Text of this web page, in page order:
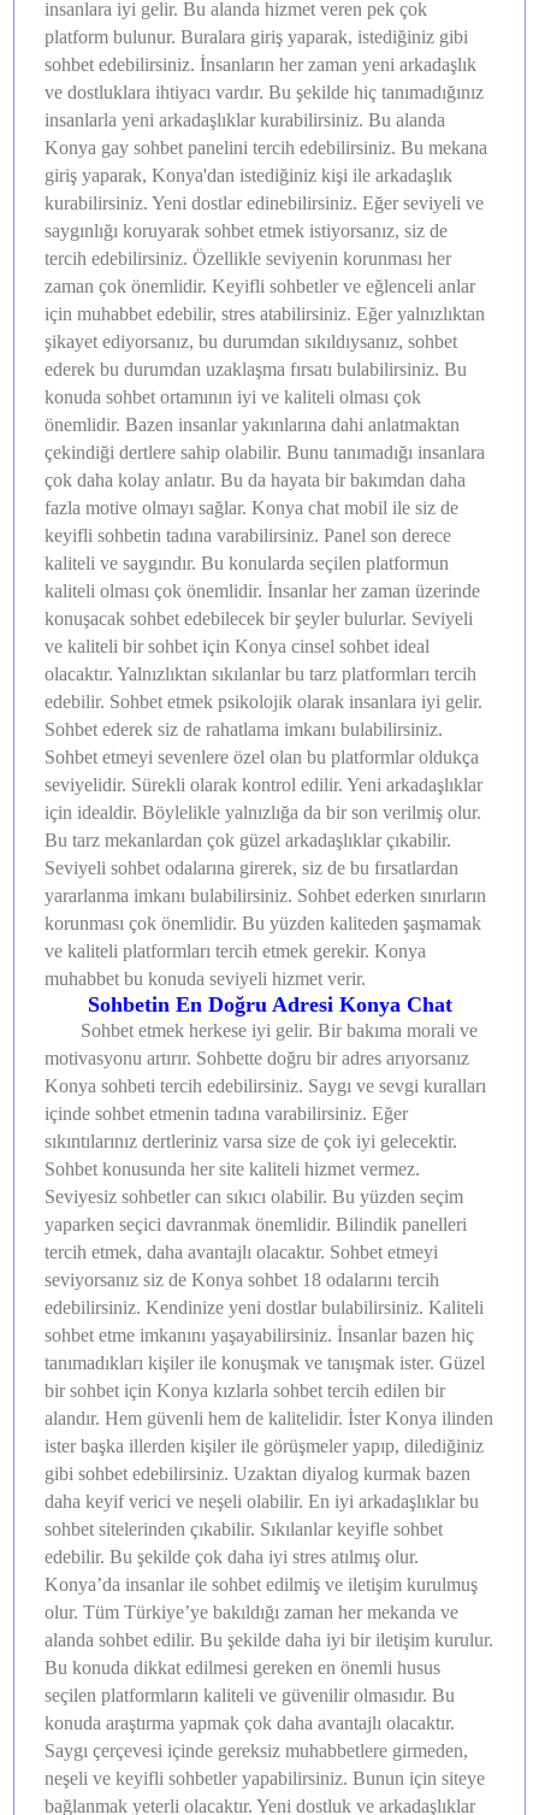
insanlara iyi gelir. Bu alanda hizmet veren pek çok
platform bulunur. Buralara giriş yaparak, istediğiniz gibi
sohbet edebilirsiniz. İnsanların her zaman yeni arkadaşlık
ve dostluklara ihtiyacı vardır. Bu şekilde hiç tanımadığınız
insanlarla yeni arkadaşlıklar kurabilirsiniz. Bu alanda
Konya gay sohbet panelini tercih edebilirsiniz. Bu mekana
giriş yaparak, Konya'dan istediğiniz kişi ile arkadaşlık
kurabilirsiniz. Yeni dostlar edinebilirsiniz. Eğer seviyeli ve
saygınlığı koruyarak sohbet etmek istiyorsanız, siz de
tercih edebilirsiniz. Özellikle seviyenin korunması her
zaman çok önemlidir. Keyifli sohbetler ve eğlenceli anlar
için muhabbet edebilir, stres atabilirsiniz. Eğer yalnızlıktan
şikayet ediyorsanız, bu durumdan sıkıldıysanız, sohbet
ederek bu durumdan uzaklaşma fırsatı bulabilirsiniz. Bu
konuda sohbet ortamının iyi ve kaliteli olması çok
önemlidir. Bazen insanlar yakınlarına dahi anlatmaktan
çekindiği dertlere sahip olabilir. Bunu tanımadığı insanlara
çok daha kolay anlatır. Bu da hayata bir bakımdan daha
fazla motive olmayı sağlar. Konya chat mobil ile siz de
keyifli sohbetin tadına varabilirsiniz. Panel son derece
kaliteli ve saygındır. Bu konularda seçilen platformun
kaliteli olması çok önemlidir. İnsanlar her zaman üzerinde
konuşacak sohbet edebilecek bir şeyler bulurlar. Seviyeli
ve kaliteli bir sohbet için Konya cinsel sohbet ideal
olacaktır. Yalnızlıktan sıkılanlar bu tarz platformları tercih
edebilir. Sohbet etmek psikolojik olarak insanlara iyi gelir.
Sohbet ederek siz de rahatlama imkanı bulabilirsiniz.
Sohbet etmeyi sevenlere özel olan bu platformlar oldukça
seviyelidir. Sürekli olarak kontrol edilir. Yeni arkadaşlıklar
için idealdir. Böylelikle yalnızlığa da bir son verilmiş olur.
Bu tarz mekanlardan çok güzel arkadaşlıklar çıkabilir.
Seviyeli sohbet odalarına girerek, siz de bu fırsatlardan
yararlanma imkanı bulabilirsiniz. Sohbet ederken sınırların
korunması çok önemlidir. Bu yüzden kaliteden şaşmamak
ve kaliteli platformları tercih etmek gerekir. Konya
muhabbet bu konuda seviyeli hizmet verir.
Sohbetin En Doğru Adresi Konya Chat
Sohbet etmek herkese iyi gelir. Bir bakıma morali ve
motivasyonu artırır. Sohbette doğru bir adres arıyorsanız
Konya sohbeti tercih edebilirsiniz. Saygı ve sevgi kuralları
içinde sohbet etmenin tadına varabilirsiniz. Eğer
sıkıntılarınız dertleriniz varsa size de çok iyi gelecektir.
Sohbet konusunda her site kaliteli hizmet vermez.
Seviyesiz sohbetler can sıkıcı olabilir. Bu yüzden seçim
yaparken seçici davranmak önemlidir. Bilindik panelleri
tercih etmek, daha avantajlı olacaktır. Sohbet etmeyi
seviyorsanız siz de Konya sohbet 18 odalarını tercih
edebilirsiniz. Kendinize yeni dostlar bulabilirsiniz. Kaliteli
sohbet etme imkanını yaşayabilirsiniz. İnsanlar bazen hiç
tanımadıkları kişiler ile konuşmak ve tanışmak ister. Güzel
bir sohbet için Konya kızlarla sohbet tercih edilen bir
alandır. Hem güvenli hem de kalitelidir. İster Konya ilinden
ister başka illerden kişiler ile görüşmeler yapıp, dilediğiniz
gibi sohbet edebilirsiniz. Uzaktan diyalog kurmak bazen
daha keyif verici ve neşeli olabilir. En iyi arkadaşlıklar bu
sohbet sitelerinden çıkabilir. Sıkılanlar keyifle sohbet
edebilir. Bu şekilde çok daha iyi stres atılmış olur.
Konya’da insanlar ile sohbet edilmiş ve iletişim kurulmuş
olur. Tüm Türkiye’ye bakıldığı zaman her mekanda ve
alanda sohbet edilir. Bu şekilde daha iyi bir iletişim kurulur.
Bu konuda dikkat edilmesi gereken en önemli husus
seçilen platformların kaliteli ve güvenilir olmasıdır. Bu
konuda araştırma yapmak çok daha avantajlı olacaktır.
Saygı çerçevesi içinde gereksiz muhabbetlere girmeden,
neşeli ve keyifli sohbetler yapabilirsiniz. Bunun için siteye
bağlanmak yeterli olacaktır. Yeni dostluk ve arkadaşlıklar